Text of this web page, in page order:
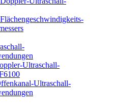
Ultraschall-
Ultraschall-